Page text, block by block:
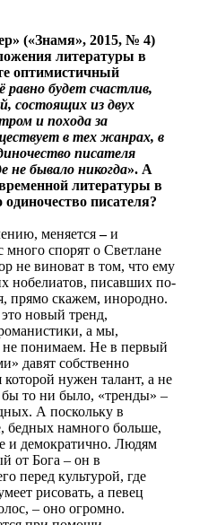
(«Знамя», 2015, № 4)
литературы в
оптимистичный
равно будет счастлив,
состоящих из двух
и похода за
в тех жанрах, в
писателя
бывало никогда». А
литературы в
писателя?
меняется–и
спорят о Светлане
не виноват в том, что ему
нобелиатов, писавших по-
прямо скажем, инородно.
новый тренд,
а мы,
не понимаем. Не в первый
давят собственно
которой нужен талант, а не
бы то ни было, «тренды» –
А поскольку в
бедных намного больше,
и демократично. Людям
от Бога – он в
перед культурой, где
рисовать, а певец
– оно огромно.